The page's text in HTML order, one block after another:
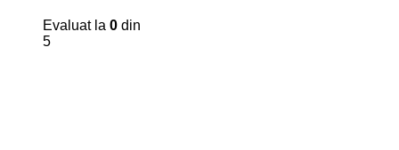
Evaluat la 0 din
5